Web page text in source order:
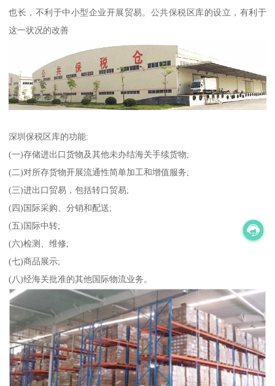
也长，不利于中小型企业开展贸易。公共保税区库的设立，有利于
这一状况的改善
深圳保税区库的功能:
(一)存储进出口货物及其他未办结海关手续货物;
(二)对所存货物开展流通性简单加工和增值服务;
(三)进出口贸易，包括转口贸易;
(四)国际采购、分销和配送;
(五)国际中转;
(六)检测、维修;
(七)商品展示;
(八)经海关批准的其他国际物流业务。